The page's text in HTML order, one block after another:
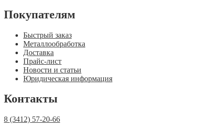
Покупателям
Быстрый заказ
Металлообработка
Доставка
Прайс-лист
Новости и статьи
Юридическая информация
Контакты
8 (3412) 57-20-66